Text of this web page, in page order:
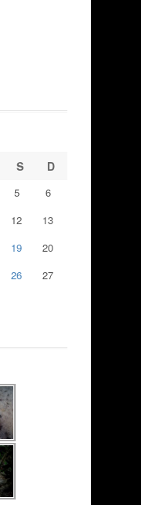
S D
5
6
12
13
19
20
26
27